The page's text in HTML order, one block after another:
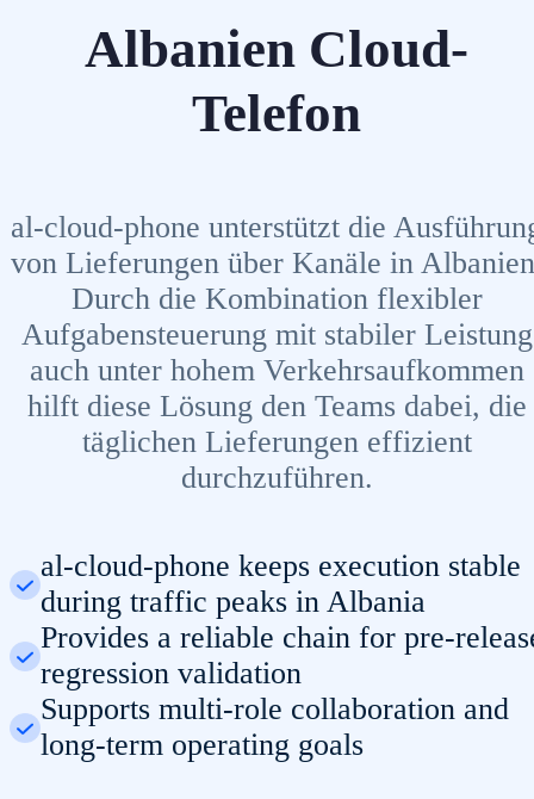
Albanien Cloud-
Telefon
al-cloud-phone unterstützt die
von Lieferungen über Kanäle in
Durch die Kombination flexibler
Aufgabensteuerung mit stabiler Leistung
auch unter hohem Verkehrsaufkommen
hilft diese Lösung den Teams dabei, die
täglichen Lieferungen effizient
durchzuführen.
al-cloud-phone keeps execution stable
during traffic peaks in Albania
Provides a reliable chain for pre-
regression validation
Supports multi-role collaboration and
long-term operating goals